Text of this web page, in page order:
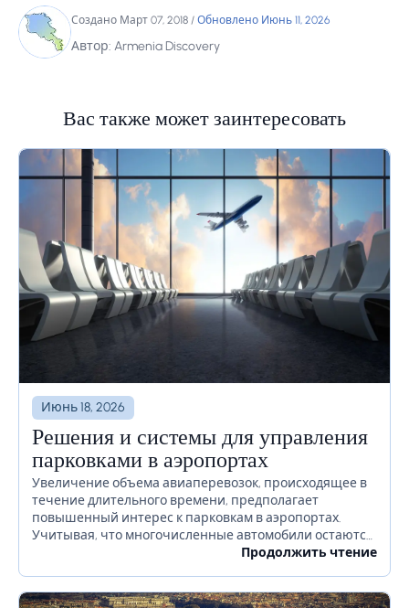
Создано Март 07, 2018 / Обновлено Июнь 11, 2026
Автор: Armenia Discovery
Вас также может заинтересовать
Июнь 18, 2026
Решения и системы для управления
парковками в аэропортах
Увеличение объема авиаперевозок, происходящее в
течение длительного времени, предполагает
повышенный интерес к парковкам в аэропортах.
Учитывая, что многочисленные автомобили остаются
на территории аэропорта в течение длительного
образом продумать, как избежать...
Продолжить чтение